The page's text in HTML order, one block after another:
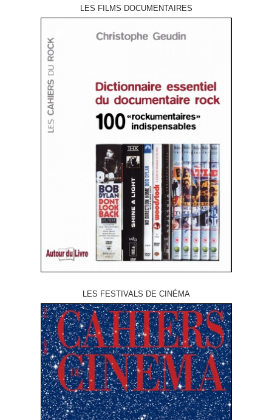
LES FILMS DOCUMENTAIRES
LES FESTIVALS DE CINÉMA